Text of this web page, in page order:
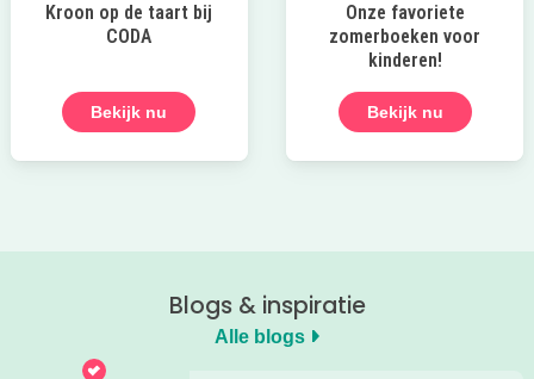
Kroon op de taart bij
CODA
Bekijk nu
Onze favoriete
zomerboeken voor
kinderen!
Bekijk nu
Blogs & inspiratie
Alle blogs